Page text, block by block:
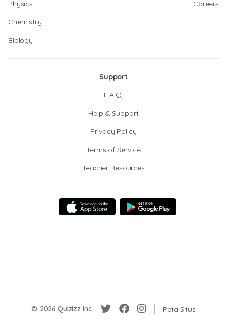
Physics
Chemistry
Biology
Careers
Support
F.A.Q.
Help & Support
Privacy Policy
Terms of Service
Teacher Resources
© 2026 Quizizz Inc. Peta Situs